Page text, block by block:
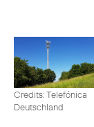
Credits: Telefónica
Deutschland